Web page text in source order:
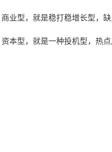
商业型，就是稳打稳增长型，
资本型，就是一种投机型，热